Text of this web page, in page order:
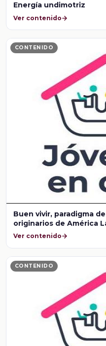
Energía undimotriz
Ver contenido
CONTENIDO
Buen vivir, paradigma
originarios de América
Ver contenido
CONTENIDO